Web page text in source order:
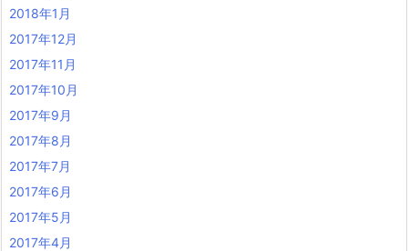
2018年1月
2017年12月
2017年11月
2017年10月
2017年9月
2017年8月
2017年7月
2017年6月
2017年5月
2017年4月